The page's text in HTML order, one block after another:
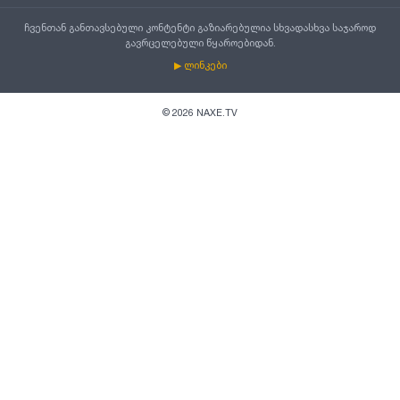
ჩვენთან განთავსებული კონტენტი გაზიარებულია სხვადასხვა საჯაროდ
გავრცელებული წყაროებიდან.
▶ ლინკები
© 2026 NAXE.TV